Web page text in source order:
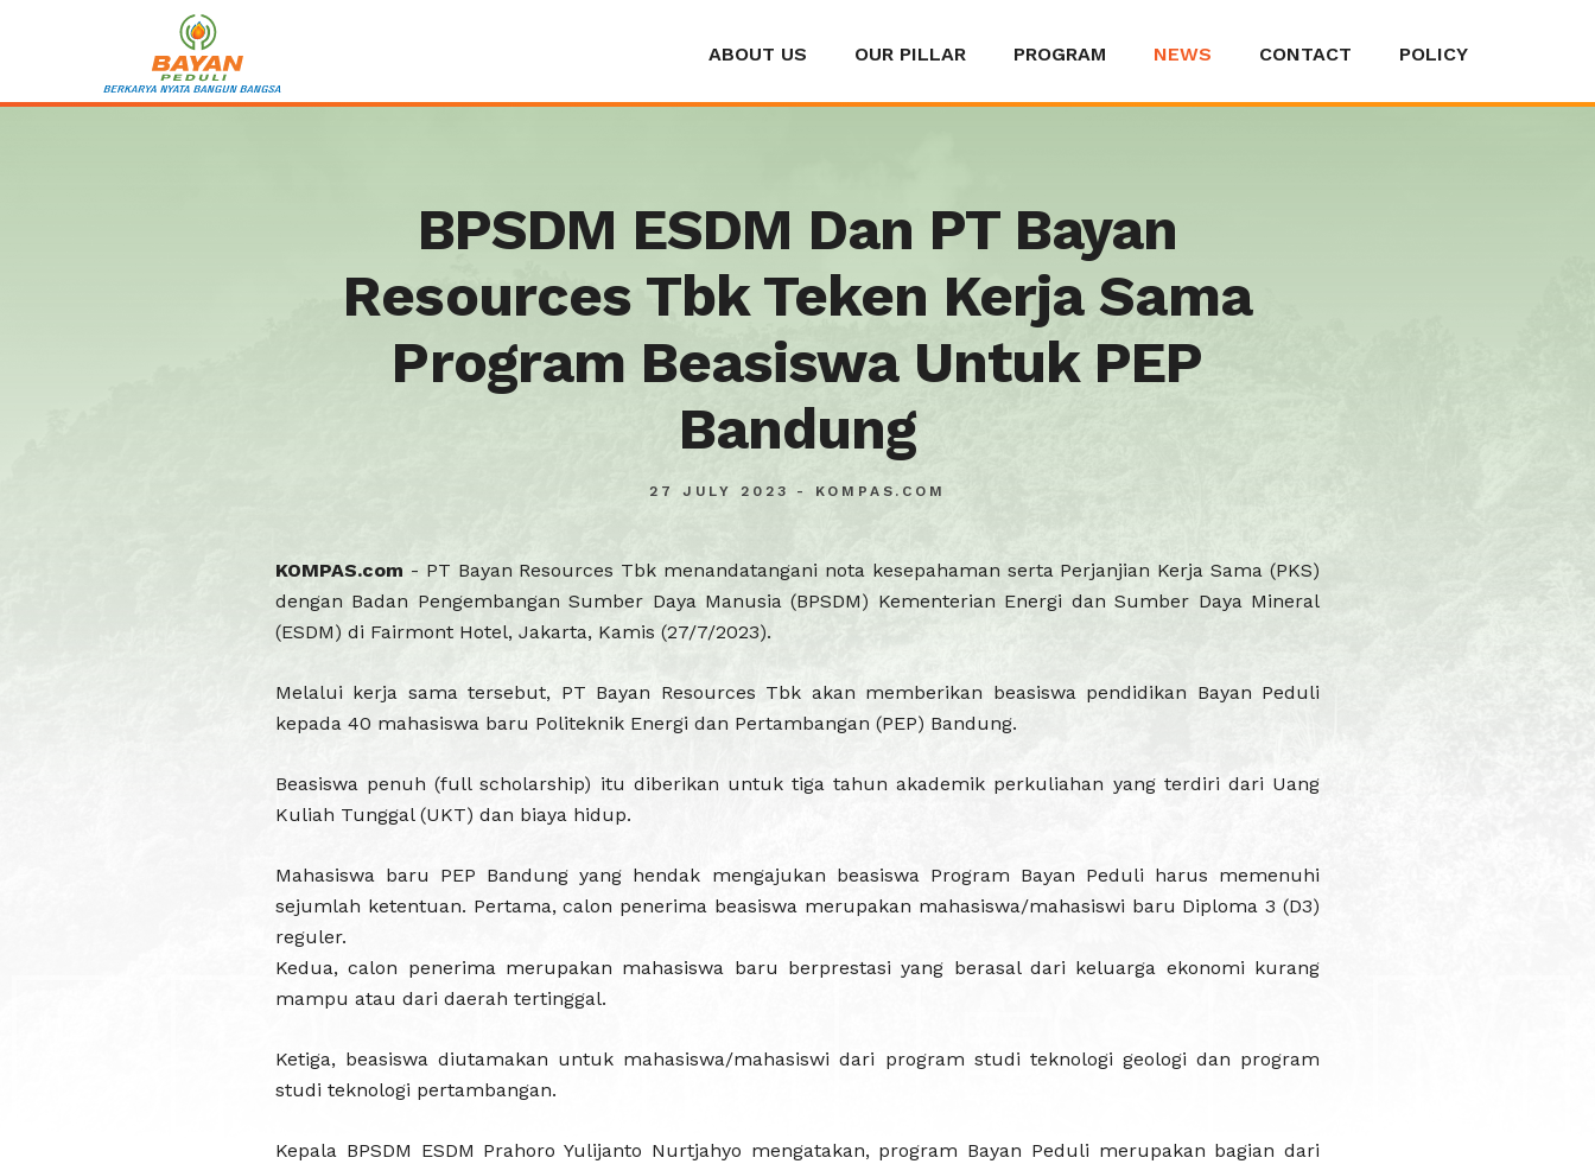
ABOUT US OUR PILLAR PROGRAM NEWS CONTACT POLICY
BPSDM
BPSDM ESDM Dan PT Bayan
Resources Tbk Teken Kerja Sama
Program Beasiswa Untuk PEP
Bandung
27 JULY 2023 - KOMPAS.COM
KOMPAS.com - PT Bayan Resources Tbk menandatangani nota kesepahaman serta Perjanjian Kerja Sama (PKS)
dengan Badan Pengembangan Sumber Daya Manusia (BPSDM) Kementerian Energi dan Sumber Daya Mineral
(ESDM) di Fairmont Hotel, Jakarta, Kamis (27/7/2023).
Melalui kerja sama tersebut, PT Bayan Resources Tbk akan memberikan beasiswa pendidikan Bayan Peduli
kepada 40 mahasiswa baru Politeknik Energi dan Pertambangan (PEP) Bandung.
Beasiswa penuh (full scholarship) itu diberikan untuk tiga tahun akademik perkuliahan yang terdiri dari Uang
Kuliah Tunggal (UKT) dan biaya hidup.
Mahasiswa baru PEP Bandung yang hendak mengajukan beasiswa Program Bayan Peduli harus memenuhi
sejumlah ketentuan. Pertama, calon penerima beasiswa merupakan mahasiswa/mahasiswi baru Diploma 3 (D3)
reguler.
Kedua, calon penerima merupakan mahasiswa baru berprestasi yang berasal dari keluarga ekonomi kurang
mampu atau dari daerah tertinggal.
Ketiga, beasiswa diutamakan untuk mahasiswa/mahasiswi dari program studi teknologi geologi dan program
studi teknologi pertambangan.
Kepala BPSDM ESDM Prahoro Yulijanto Nurtjahyo mengatakan, program Bayan Peduli merupakan bagian dari